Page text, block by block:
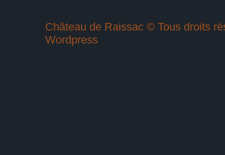
Château de Raissac © Tous droits
Wordpress